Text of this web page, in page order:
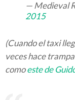
— Medieval
2015
(Cuando el taxi
veces hace
comoeste de